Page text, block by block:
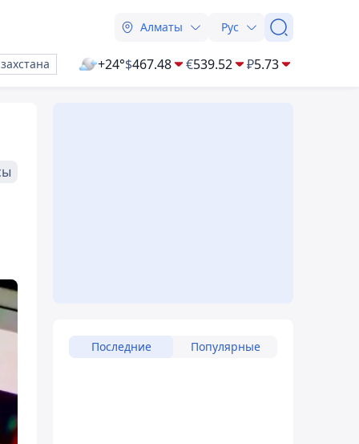
Алматы Рус
+24°$467.48 €539.52 ₽5.73
Последние Популярные